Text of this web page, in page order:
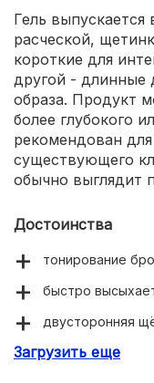
Гель
расческой,
короткие для
другой - длинные
образа. Продукт
более глубокого
рекомендован
существующего
обычно выглядит
Достоинства
тонирование
быстро
двусторонняя
не создает
Загрузить еще